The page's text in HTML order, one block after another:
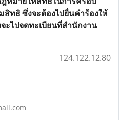
สิทธิ ซึ่งจะต้องไปยื่นคำร้องให้
ะไปจดทะเบียนที่สำนักงาน
124.122.12.80